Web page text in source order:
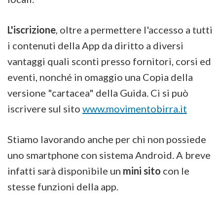
L'iscrizione, oltre a permettere l'accesso a tutti
i contenuti della App da diritto a diversi
vantaggi quali sconti presso fornitori, corsi ed
eventi, nonché in omaggio una Copia della
versione "cartacea" della Guida. Ci si può
iscrivere sul sito www.movimentobirra.it
Stiamo lavorando anche per chi non possiede
uno smartphone con sistema Android. A breve
infatti sarà disponibile un mini sito con le
stesse funzioni della app.